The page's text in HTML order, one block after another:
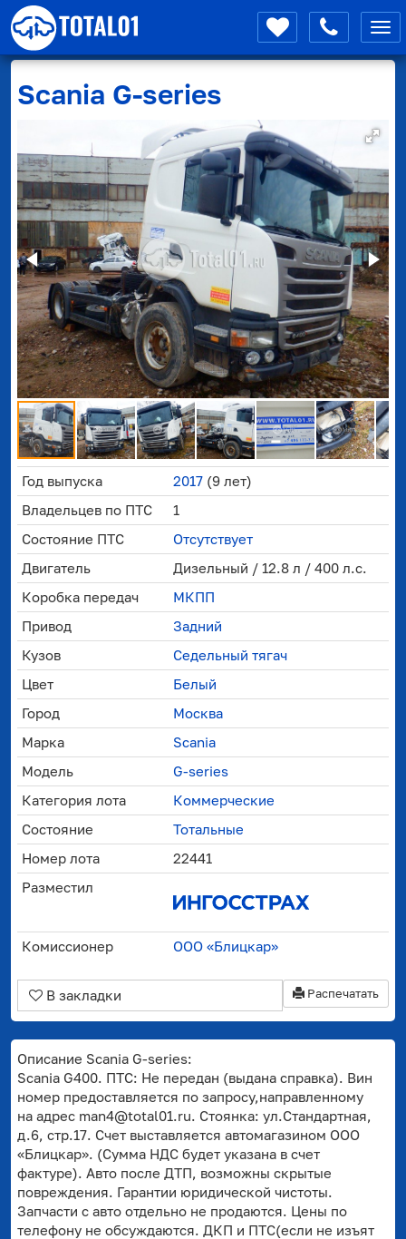
Scania G-series
Год выпуска 2017 (9 лет)
Владельцев по ПТС
1
Состояние ПТС
Отсутствует
Двигатель
Дизельный / 12.8 л / 400 л.с.
Коробка передач
МКПП
Привод
Задний
Кузов
Седельный тягач
Цвет
Белый
Город
Москва
Марка
Scania
Модель
G-series
Категория лота
Коммерческие
Состояние
Тотальные
Номер лота
22441
Разместил
Комиссионер ООО «Блицкар»
Распечатать
В закладки
Описание Scania G-series:
Scania G400. ПТС: Не передан (выдана справка). Вин
номер предоставляется по запросу,направленному
на адрес man4@total01.ru. Стоянка: ул.Стандартная,
д.6, стр.17. Счет выставляется автомагазином ООО
«Блицкар». (Сумма НДС будет указана в счет
фактуре). Авто после ДТП, возможны скрытые
повреждения. Гарантии юридической чистоты.
Запчасти с авто отдельно не продаются. Цены по
телефону не обсуждаются. ДКП и ПТС(если не изъят